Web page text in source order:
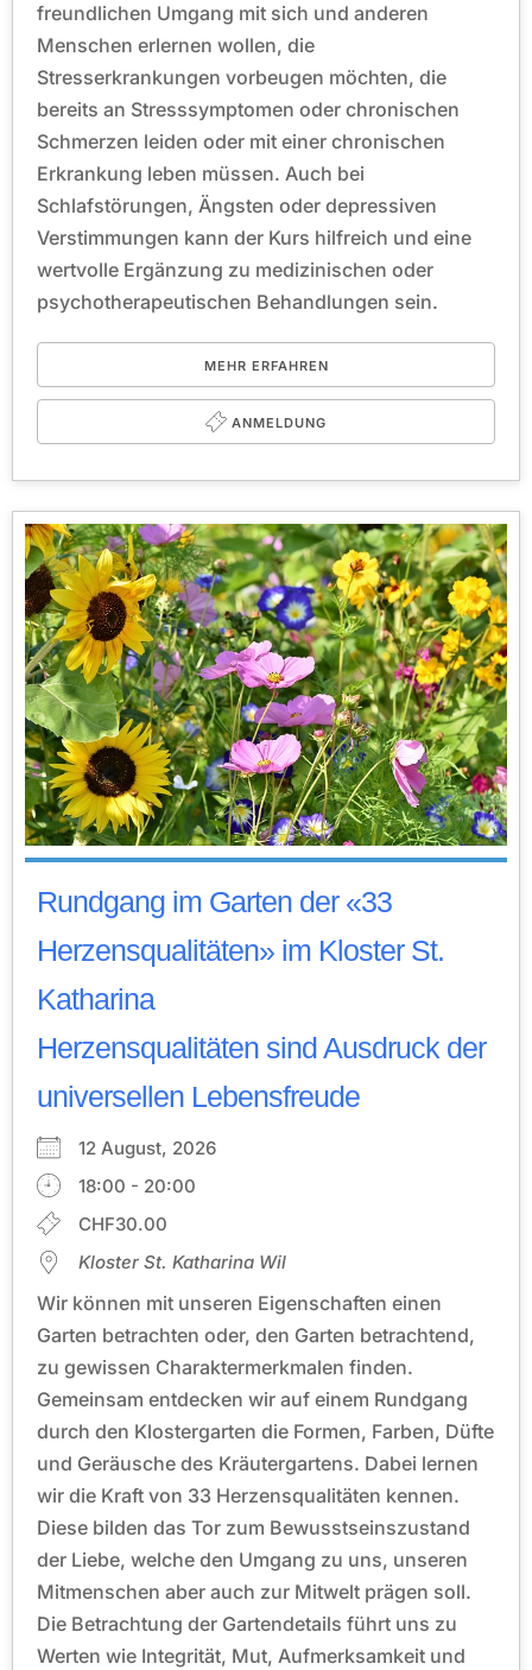
freundlichen Umgang mit sich und anderen
Menschen erlernen wollen, die
Stresserkrankungen vorbeugen möchten, die
bereits an Stresssymptomen oder chronischen
Schmerzen leiden oder mit einer chronischen
Erkrankung leben müssen. Auch bei
Schlafstörungen, Ängsten oder depressiven
Verstimmungen kann der Kurs hilfreich und eine
wertvolle Ergänzung zu medizinischen oder
psychotherapeutischen Behandlungen sein.
MEHR ERFAHREN
ANMELDUNG
Rundgang im Garten der «33
Herzensqualitäten» im Kloster St.
Katharina
Herzensqualitäten sind Ausdruck der
universellen Lebensfreude
12 August, 2026
18:00 - 20:00
CHF30.00
Kloster St. Katharina Wil
Wir können mit unseren Eigenschaften einen
Garten betrachten oder, den Garten betrachtend,
zu gewissen Charaktermerkmalen finden.
Gemeinsam entdecken wir auf einem Rundgang
durch den Klostergarten die Formen, Farben, Düfte
und Geräusche des Kräutergartens. Dabei lernen
wir die Kraft von 33 Herzensqualitäten kennen.
Diese bilden das Tor zum Bewusstseinszustand
der Liebe, welche den Umgang zu uns, unseren
Mitmenschen aber auch zur Mitwelt prägen soll.
Die Betrachtung der Gartendetails führt uns zu
Werten wie Integrität, Mut, Aufmerksamkeit und